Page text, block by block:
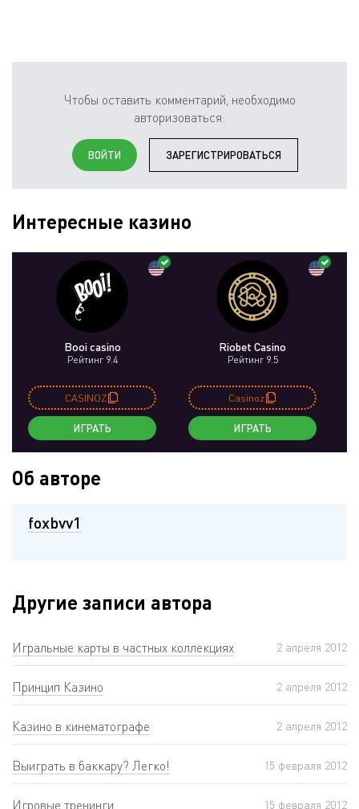
Чтобы оставить комментарий, необходимо
авторизоваться:
ВОЙТИ ЗАРЕГИСТРИРОВАТЬСЯ
Интересные казино
Booi casino
Рейтинг 9.4
CASINOZ
ИГРАТЬ
Riobet Casino
Рейтинг 9.5
Casinoz
ИГРАТЬ
Об авторе
foxbvv1
Другие записи автора
Игральные карты в частных коллекциях 2 апреля 2012
Принцип Казино 2 апреля 2012
Казино в кинематографе 2 апреля 2012
Выиграть в баккару? Легко! 15 февраля 2012
Игровые тренинги 15 февраля 2012